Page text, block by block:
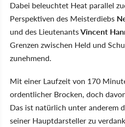
Dabei beleuchtet Heat parallel
Perspektiven des Meisterdiebs
und des LieutenantsVincent
Grenzen zwischen Held und
zunehmend.
Mit einer Laufzeit von 170
ordentlicher Brocken, doch
Das ist natürlich unter anderem
seiner Hauptdarsteller zu